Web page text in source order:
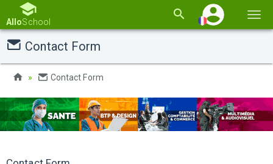
la
AlloSchool
Contact Form
Contact Form